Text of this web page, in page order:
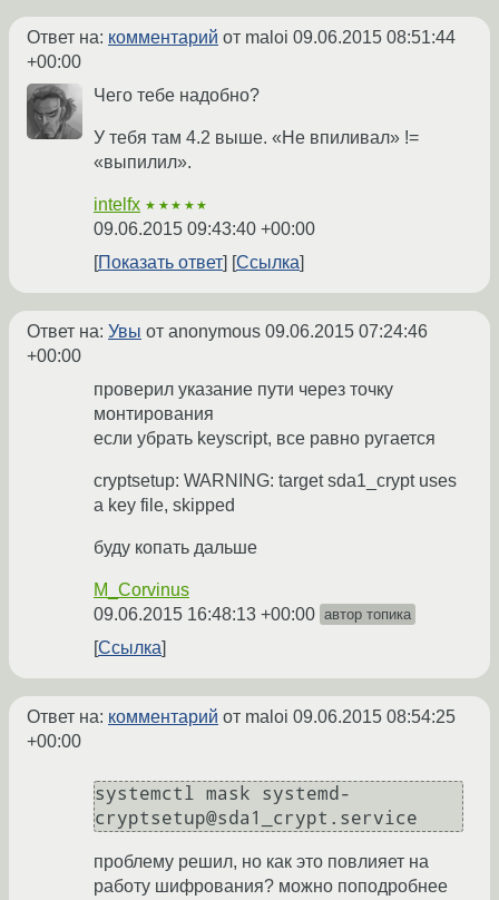
Ответ на: комментарий от maloi 09.06.2015 08:51:44
+00:00
Чего тебе надобно?
У тебя там 4.2 выше. «Не впиливал» !=
«выпилил».
intelfx ★★★★★
09.06.2015 09:43:40 +00:00
Показать ответ
Ссылка
Ответ на: Увы от anonymous 09.06.2015 07:24:46
+00:00
проверил указание пути через точку
монтирования
если убрать keyscript, все равно ругается
cryptsetup: WARNING: target sda1_crypt uses
a key file, skipped
буду копать дальше
M_Corvinus
09.06.2015 16:48:13 +00:00 автор топика
Ссылка
Ответ на: комментарий от maloi 09.06.2015 08:54:25
+00:00
systemctl mask systemd-
cryptsetup@sda1_crypt.service
проблему решил, но как это повлияет на
работу шифрования? можно поподробнее